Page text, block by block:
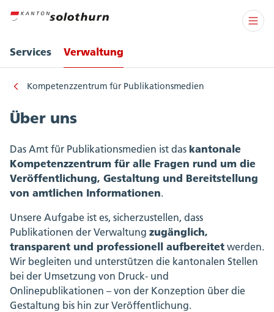
Services Verwaltung
Kompetenzzentrum für Publikationsmedien
Über uns
Das Amt für Publikationsmedien ist das kantonale
Kompetenzzentrum für alle Fragen rund um die
Veröffentlichung, Gestaltung und Bereitstellung
von amtlichen Informationen.
Unsere Aufgabe ist es, sicherzustellen, dass
Publikationen der Verwaltung zugänglich,
transparent und professionell aufbereitet werden.
Wir begleiten und unterstützen die kantonalen Stellen
bei der Umsetzung von Druck- und
Onlinepublikationen – von der Konzeption über die
Gestaltung bis hin zur Veröffentlichung.